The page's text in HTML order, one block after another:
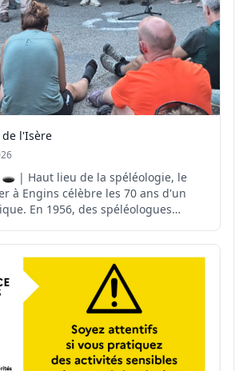
de l'Isère
🕳️ | Haut lieu de la spéléologie, le
à Engins célèbre les 70 ans d'un
atteignaient pour la première fois la
de 1 000 mètres. À la